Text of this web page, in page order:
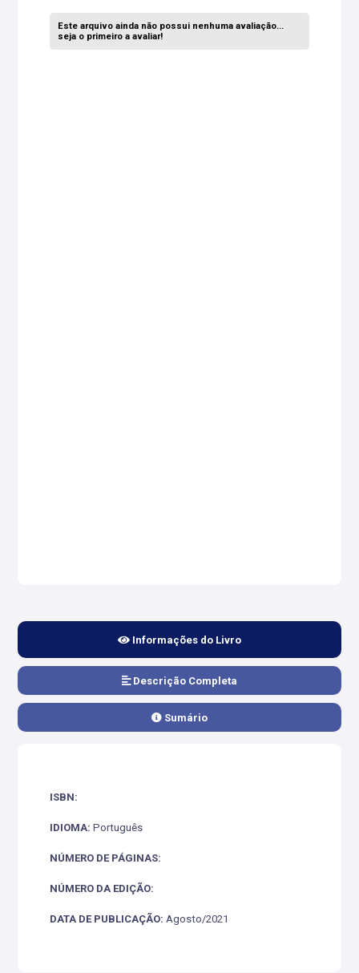
Este arquivo ainda não possui nenhuma avaliação...
seja o primeiro a avaliar!
Informações do Livro
Descrição Completa
Sumário
ISBN:
IDIOMA: Português
NÚMERO DE PÁGINAS:
NÚMERO DA EDIÇÃO:
DATA DE PUBLICAÇÃO: Agosto/2021